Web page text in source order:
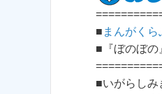
■ まんがくら
■『ぼのぼの
■いがらしみ